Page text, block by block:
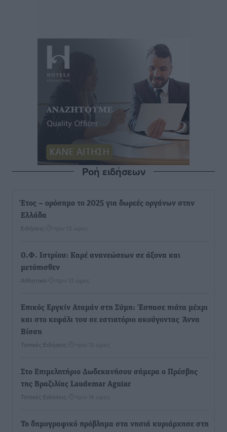
Ροή ειδήσεων
Έτος – ορόσημο το 2025 για δωρεές οργάνων στην
Ελλάδα
Ειδήσεις πριν 13 ώρες
Ο.Φ. Ιστρίου: Καρέ ανανεώσεων σε άξονα και
μετόπισθεν
Αθλητικά πριν 13 ώρες
Επικός Εργκίν Αταμάν στη Σύμη: Έσπασε πιάτα μέχρι
και στο κεφάλι του σε εστιατόριο ακούγοντας Άννα
Βίσση
Τοπικές Ειδήσεις πριν 13 ώρες
Στο Επιμελητήριο Δωδεκανήσου σήμερα ο Πρέσβης
της Βραζιλίας Laudemar Aguiar
Τοπικές Ειδήσεις πριν 14 ώρες
To δημογραφικό πρόβλημα στα νησιά κυριάρχησε στη